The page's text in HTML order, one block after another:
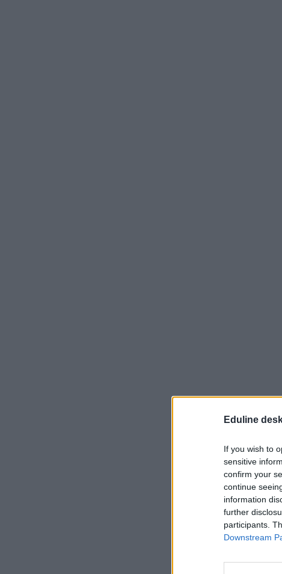
Eduline
If you wish to
sensitive
confirm your
continue
information
further
participants.
Downstream